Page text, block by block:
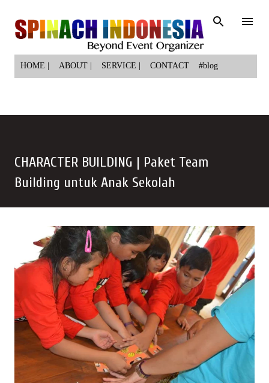
HOME | ABOUT | SERVICE | CONTACT #blog
CHARACTER BUILDING | Paket Team
Building untuk Anak Sekolah